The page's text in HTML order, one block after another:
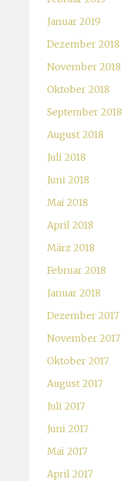
Januar 2019
Dezember 2018
November 2018
Oktober 2018
September 2018
August 2018
Juli 2018
Juni 2018
Mai 2018
April 2018
März 2018
Februar 2018
Januar 2018
Dezember 2017
November 2017
Oktober 2017
August 2017
Juli 2017
Juni 2017
Mai 2017
April 2017